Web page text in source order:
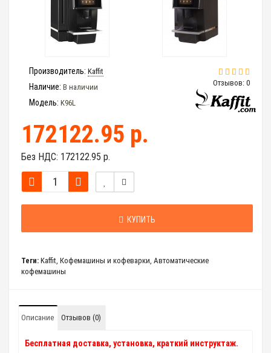
Отзывов: 0
Производитель: Kaffit
Наличие: В наличии
Модель: K96L
172122.95 р.
Без НДС: 172122.95 р.
КУПИТЬ
Теги: Kaffit, Кофемашины и кофеварки, Автоматические
кофемашины
Описание Отзывов (0)
Бесплатная доставка, установка, краткий инструктаж.